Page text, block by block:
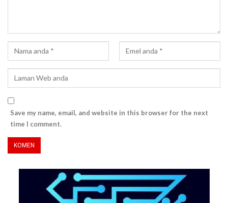
Save my name, email, and website in this browser for the next
time I comment.